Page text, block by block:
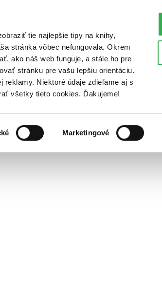
tie najlepšie tipy na knihy,
stránka vôbec nefungovala. Okrem
ako náš web funguje, a stále ho pre
stránku pre vašu lepšiu orientáciu.
reklamy. Niektoré údaje zdieľame aj s
všetky tieto cookies. Ďakujeme!
Marketingové